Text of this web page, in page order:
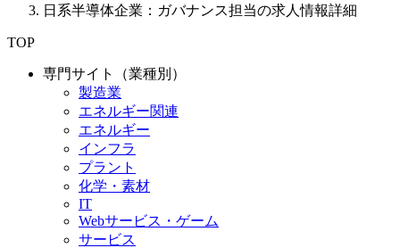
日系半導体企業：ガバナンス担当の求人情報詳細
TOP
専門サイト（業種別）
製造業
エネルギー関連
エネルギー
インフラ
プラント
化学・素材
IT
Webサービス・ゲーム
サービス